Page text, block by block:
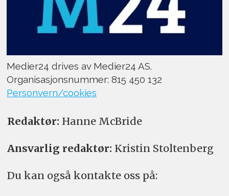
Medier24 drives av Medier24 AS.
Organisasjonsnummer: 815 450 132
Personvern/cookies
Redaktør: Hanne McBride
Ansvarlig redaktør: Kristin Stoltenberg
Du kan også kontakte oss på: